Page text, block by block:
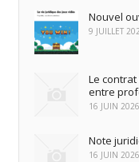
Nouvel
9 JUILLET
Le
entre
16 JUIN 2026
Note
16 JUIN 2026